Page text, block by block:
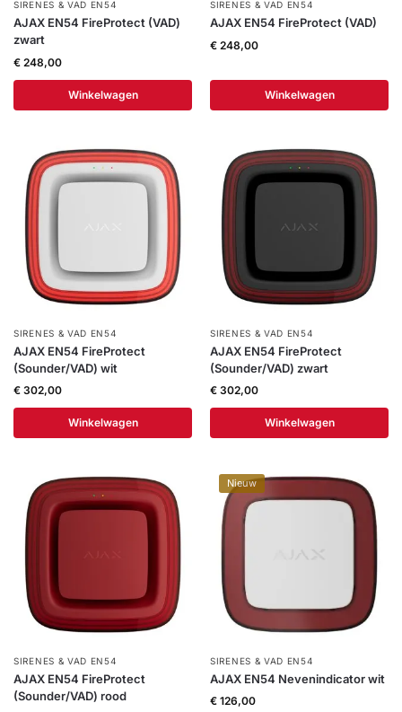
SIRENES & VAD EN54
AJAX EN54 FireProtect (VAD)
zwart
€ 248,00
Winkelwagen
SIRENES & VAD EN54
AJAX EN54 FireProtect (VAD)
€ 248,00
Winkelwagen
SIRENES & VAD EN54
AJAX EN54 FireProtect
(Sounder/VAD) wit
€ 302,00
Winkelwagen
SIRENES & VAD EN54
AJAX EN54 FireProtect
(Sounder/VAD) zwart
€ 302,00
Winkelwagen
SIRENES & VAD EN54
AJAX EN54 FireProtect
(Sounder/VAD) rood
Nieuw
SIRENES & VAD EN54
AJAX EN54 Nevenindicator wit
€ 126,00